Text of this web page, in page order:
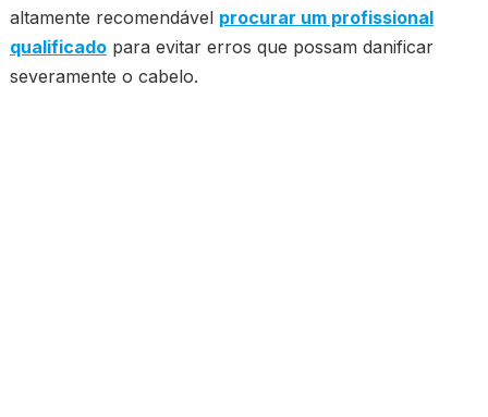
altamente recomendável procurar um profissional
qualificadopara evitar erros que possam danificar
severamente o cabelo.